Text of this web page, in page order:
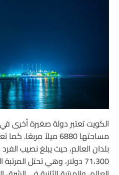
الكويت تعتبر دولة صغيرة أخرى
مساحتها 6880 ميلاً
بلدان العالم، حيث يبلغ نصيب